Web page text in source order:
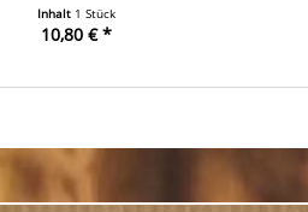
Inhalt 1 Stück
10,80 € *